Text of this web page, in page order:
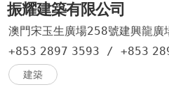
振耀建築有限公司
澳門宋玉生廣場258號建興龍廣
+853 2897 3593 / +853
建築